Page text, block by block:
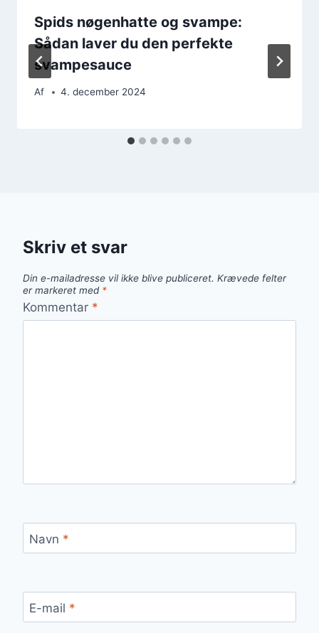
Spids nøgenhatte og svampe:
Sådan laver du den perfekte
svampesauce
Af 4. december 2024
Skriv et svar
Din e-mailadresse vil ikke blive publiceret. Krævede felter
er markeret med *
Kommentar *
Navn *
E-mail *